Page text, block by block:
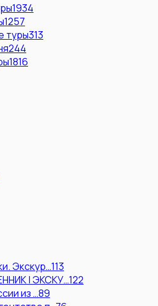
1934
1257
туры313
244
1816
Экскур…113
| ЭКСКУ…122
из …89